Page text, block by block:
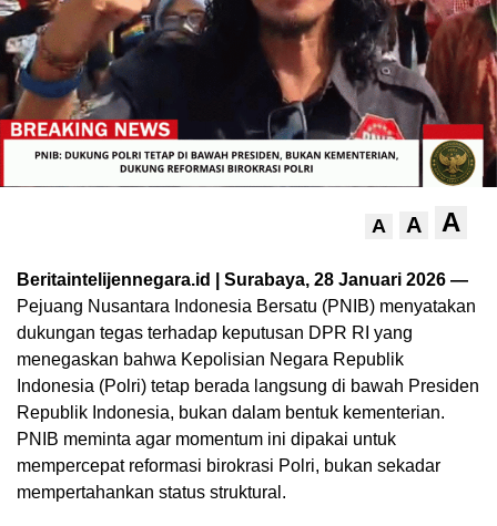
A A A
Beritaintelijennegara.id | Surabaya, 28 Januari 2026 —
Pejuang Nusantara Indonesia Bersatu (PNIB) menyatakan
dukungan tegas terhadap keputusan DPR RI yang
menegaskan bahwa Kepolisian Negara Republik
Indonesia (Polri) tetap berada langsung di bawah Presiden
Republik Indonesia, bukan dalam bentuk kementerian.
PNIB meminta agar momentum ini dipakai untuk
mempercepat reformasi birokrasi Polri, bukan sekadar
mempertahankan status struktural.